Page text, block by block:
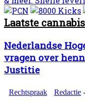
Laatste
Nederlandse
vragen over
Justitie
Rechtspraak Redactie -